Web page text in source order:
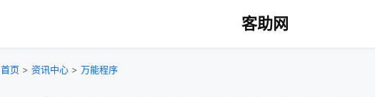
客助网
首页 > 资讯中心 > 万能程序